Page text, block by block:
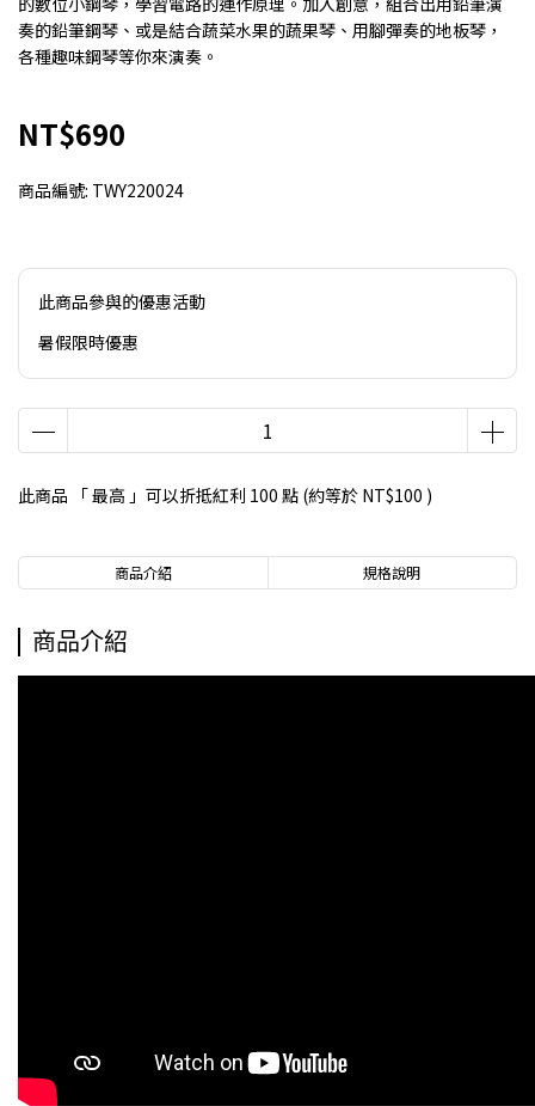
奏的鉛筆鋼琴、或是結合蔬菜水果的蔬果琴、用腳彈奏的地板琴，
各種趣味鋼琴等你來演奏。
NT$690
商品編號: TWY220024
此商品參與的優惠活動
暑假限時優惠
此商品 「 最高 」可以折抵紅利 100 點 (約等於 NT$100 )
商品介紹 規格說明
商品介紹